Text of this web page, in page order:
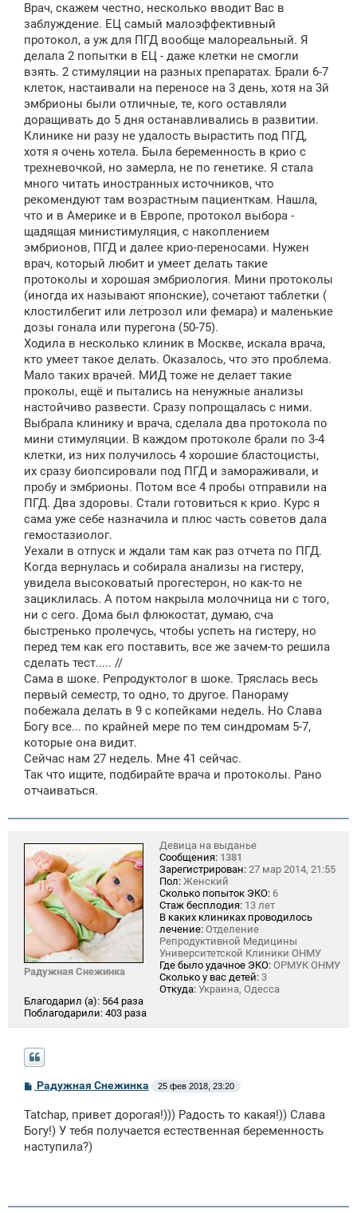
Врач, скажем честно, несколько вводит Вас в
заблуждение. ЕЦ самый малоэффективный
протокол, а уж для ПГД вообще малореальный. Я
делала 2 попытки в ЕЦ - даже клетки не смогли
взять. 2 стимуляции на разных препаратах. Брали 6-7
клеток, настаивали на переносе на 3 день, хотя на 3й
эмбрионы были отличные, те, кого оставляли
доращивать до 5 дня останавливались в развитии.
Клинике ни разу не удалость вырастить под ПГД,
хотя я очень хотела. Была беременность в крио с
трехневочкой, но замерла, не по генетике. Я стала
много читать иностранных источников, что
рекомендуют там возрастным пациенткам. Нашла,
что и в Америке и в Европе, протокол выбора -
щадящая министимуляция, с накоплением
эмбрионов, ПГД и далее крио-переносами. Нужен
врач, который любит и умеет делать такие
протоколы и хорошая эмбриология. Мини протоколы
(иногда их называют японские), сочетают таблетки (
клостилбегит или летрозол или фемара) и маленькие
дозы гонала или пурегона (50-75).
Ходила в несколько клиник в Москве, искала врача,
кто умеет такое делать. Оказалось, что это проблема.
Мало таких врачей. МИД тоже не делает такие
проколы, ещё и пытались на ненужные анализы
настойчиво развести. Сразу попрощалась с ними.
Выбрала клинику и врача, сделала два протокола по
мини стимуляции. В каждом протоколе брали по 3-4
клетки, из них получилось 4 хорошие бластоцисты,
их сразу биопсировали под ПГД и замораживали, и
пробу и эмбрионы. Потом все 4 пробы отправили на
ПГД. Два здоровы. Стали готовиться к крио. Курс я
сама уже себе назначила и плюс часть советов дала
гемостазиолог.
Уехали в отпуск и ждали там как раз отчета по ПГД.
Когда вернулась и собирала анализы на гистеру,
увидела высоковатый прогестерон, но как-то не
зациклилась. А потом накрыла молочница ни с того,
ни с сего. Дома был флюкостат, думаю, сча
быстренько пролечусь, чтобы успеть на гистеру, но
перед тем как его поставить, все же зачем-то решила
сделать тест..... //
Сама в шоке. Репродуктолог в шоке. Тряслась весь
первый семестр, то одно, то другое. Панораму
побежала делать в 9 с копейками недель. Но Слава
Богу все... по крайней мере по тем синдромам 5-7,
которые она видит.
Сейчас нам 27 недель. Мне 41 сейчас.
Так что ищите, подбирайте врача и протоколы. Рано
отчаиваться.
Радужная Снежинка
Девица на выданье
Сообщения: 1381
Зарегистрирован: 27 мар 2014, 21:55
Пол: Женский
Сколько попыток ЭКО: 6
Стаж бесплодия: 13 лет
В каких клиниках проводилось
лечение: Отделение
Репродуктивной Медицины
Университетской Клиники ОНМУ
Где было удачное ЭКО: ОРМУК ОНМУ
Сколько у вас детей: 3
Откуда: Украина, Одесса
Благодарил (а): 564 раза
Поблагодарили: 403 раза
С
б
щ
н
Радужная Снежинка 25 фев 2018, 23:20
Tatchap, привет дорогая!))) Радость то какая!)) Слава
Богу!) У тебя получается естественная беременность
наступила?)